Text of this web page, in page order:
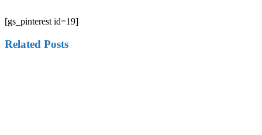
[gs_pinterest id=19]
Related Posts